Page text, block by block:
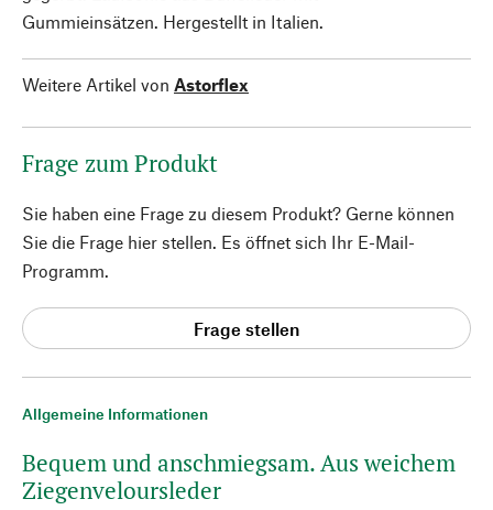
Allgemeine Informationen
Bequem und anschmiegsam. Aus weichem
Ziegenveloursleder
Gummieinsätzen. Hergestellt in Italien.
Weitere Artikel von Astorflex
Frage zum Produkt
Sie haben eine Frage zu diesem Produkt? Gerne können
Sie die Frage hier stellen. Es öffnet sich Ihr E-Mail-
Programm.
Frage stellen